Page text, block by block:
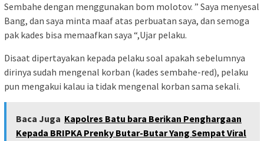
Sembahe dengan menggunakan bom molotov. ” Saya menyesal
Bang, dan saya minta maaf atas perbuatan saya, dan semoga
pak kades bisa memaafkan saya “,Ujar pelaku.
Disaat dipertayakan kepada pelaku soal apakah sebelumnya
dirinya sudah mengenal korban (kades sembahe-red), pelaku
pun mengakui kalau ia tidak mengenal korban sama sekali.
Baca Juga Kapolres Batu bara Berikan Penghargaan
Kepada BRIPKA Prenky Butar-Butar Yang Sempat Viral